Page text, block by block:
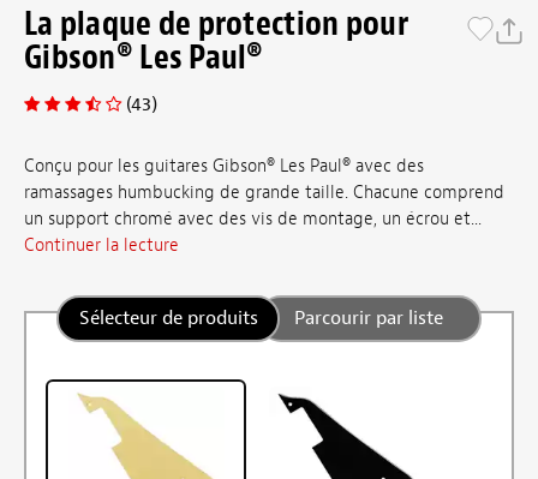
La plaque de protection pour
Gibson® Les Paul®
(43)
Conçu pour les guitares Gibson® Les Paul® avec des
ramassages humbucking de grande taille. Chacune comprend
un support chromé avec des vis de montage, un écrou et...
Continuer la lecture
Sélecteur de produits Parcourir par liste